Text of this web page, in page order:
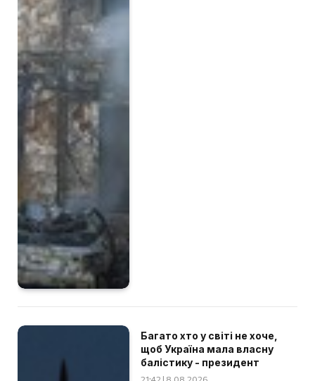
Багато хто у світі не хоче,
щоб Україна мала власну
балістику - президент